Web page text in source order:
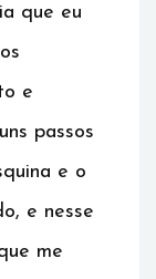
que eu
e
passos
e o
e nesse
me